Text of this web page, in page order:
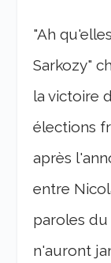
"Ah
Sarkozy"
la victoire
élections
après
entre
paroles
n'auront